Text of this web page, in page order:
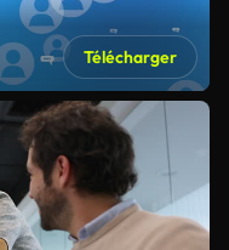
Télécharger